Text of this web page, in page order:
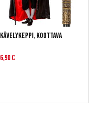
Kävelykeppi, koottava
6,90 €